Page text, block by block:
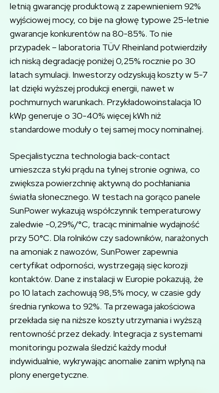
letnią gwarancję produktową z zapewnieniem 92%
wyjściowej mocy, co bije na głowę typowe 25-letnie
gwarancje konkurentów na 80-85%. To nie
przypadek – laboratoria TÜV Rheinland potwierdziły
ich niską degradację poniżej 0,25% rocznie po 30
latach symulacji. Inwestorzy odzyskują koszty w 5-7
lat dzięki wyższej produkcji energii, nawet w
pochmurnych warunkach. Przykładowoinstalacja 10
kWp generuje o 30-40% więcej kWh niż
standardowe moduły o tej samej mocy nominalnej.
Specjalistyczna technologia back-contact
umieszcza styki prądu na tylnej stronie ogniwa, co
zwiększa powierzchnię aktywną do pochłaniania
światła słonecznego. W testach na gorąco panele
SunPower wykazują współczynnik temperaturowy
zaledwie -0,29%/°C, tracąc minimalnie wydajność
przy 50°C. Dla rolników czy sadowników, narażonych
na amoniak z nawozów, SunPower zapewnia
certyfikat odporności, wystrzegają sięc korozji
kontaktów. Dane z instalacji w Europie pokazują, że
po 10 latach zachowują 98,5% mocy, w czasie gdy
średnia rynkowa to 92%. Ta przewaga jakościowa
przekłada się na niższe koszty utrzymania i wyższą
rentowność przez dekady. Integracja z systemami
monitoringu pozwala śledzić każdy moduł
indywidualnie, wykrywając anomalie zanim wpłyną na
plony energetyczne.